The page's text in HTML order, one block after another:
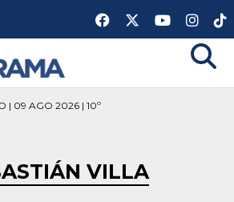
| 09 AGO 2026 | 10º
VILLA